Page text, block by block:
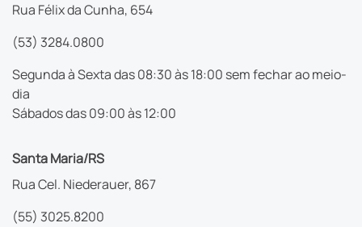
Rua Félix da Cunha, 654
(53) 3284.0800
Segunda à Sexta das 08:30 às 18:00 sem fechar ao meio-
dia
Sábados das 09:00 às 12:00
Santa Maria/RS
Rua Cel. Niederauer, 867
(55) 3025.8200